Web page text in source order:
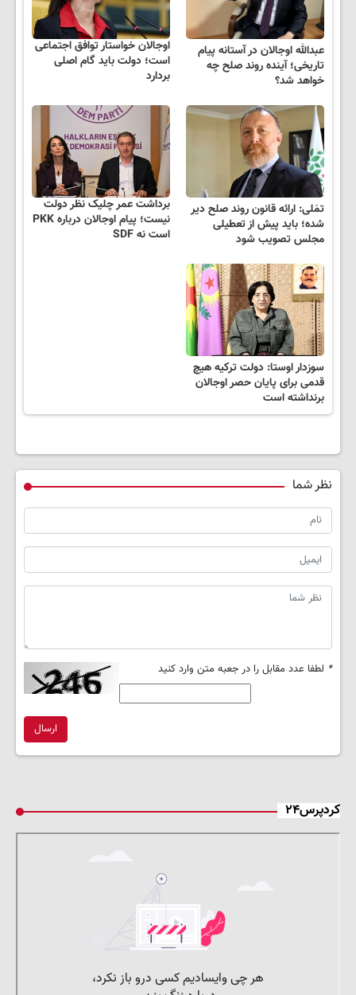
عبدالله اوجالان در آستانه پیام
تاریخی؛ آینده روند صلح چه
خواهد شد؟
اوجالان خواستار توافق اجتماعی
است؛ دولت باید گام اصلی
بردارد
تمَلی: ارائه قانون روند صلح دیر
شده؛ باید پیش از تعطیلی
مجلس تصویب شود
برداشت عمر چلیک نظر دولت
نیست؛ پیام اوجالان درباره PKK
است نه SDF
سوزدار اوستا: دولت ترکیه هیچ
قدمی برای پایان حصر اوجالان
برنداشته است
نظر شما
* لطفا عدد مقابل را در جعبه متن وارد کنید
ارسال
کردپرس۲۴